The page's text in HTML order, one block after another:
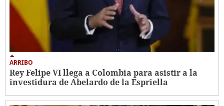
ARRIBO
Rey Felipe VI llega a Colombia para asistir a la
investidura de Abelardo de la Espriella